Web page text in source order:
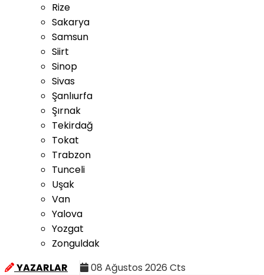
Rize
Sakarya
Samsun
Siirt
Sinop
Sivas
Şanlıurfa
Şırnak
Tekirdağ
Tokat
Trabzon
Tunceli
Uşak
Van
Yalova
Yozgat
Zonguldak
YAZARLAR
08 Ağustos 2026 Cts